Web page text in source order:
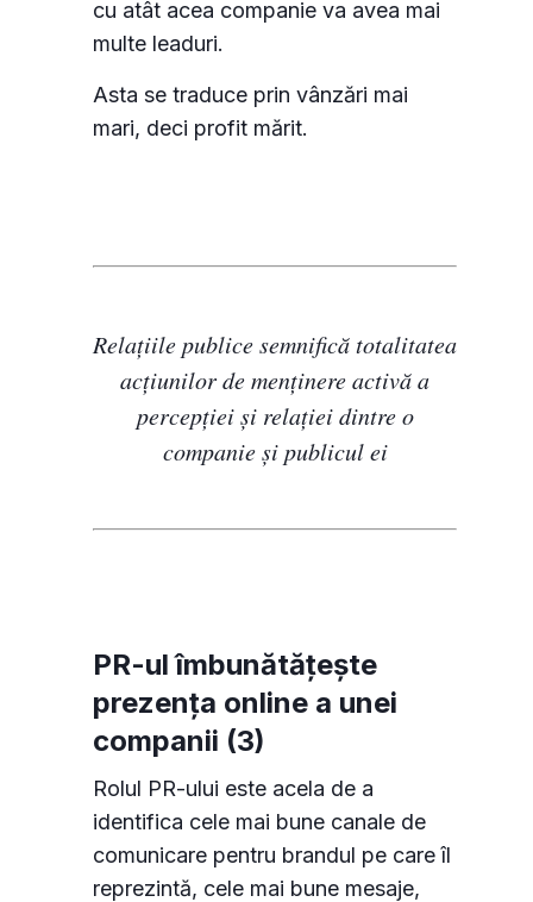
cu atât acea companie va avea mai
multe leaduri.
Asta se traduce prin vânzări mai
mari, deci profit mărit.
Relațiile publice semnifică totalitatea
acțiunilor de menținere activă a
percepției și relației dintre o
companie și publicul ei
PR-ul îmbunătățește
prezența online a unei
companii (3)
Rolul PR-ului este acela de a
identifica cele mai bune canale de
comunicare pentru brandul pe care îl
reprezintă, cele mai bune mesaje,
funcționalitatea site-ului, personaliza conținutul
Personalizează